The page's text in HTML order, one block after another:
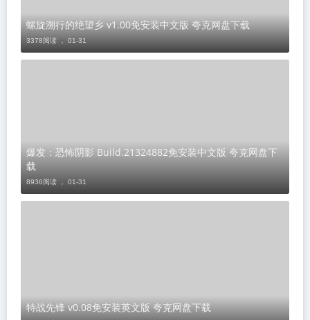
螺旋溯行的绝望乡 v1.00免安装中文版 夸克网盘下载
3378阅读 ， 01-31
爆发：恐怖阴影 Build.21324882免安装中文版 夸克网盘下
载
8936阅读 ， 01-31
特战先锋 v0.08免安装英文版 夸克网盘下载